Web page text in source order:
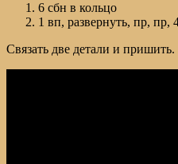
6 сбн в кольцо
1 вп, развернуть, пр, пр,
Связать две детали и пришить.